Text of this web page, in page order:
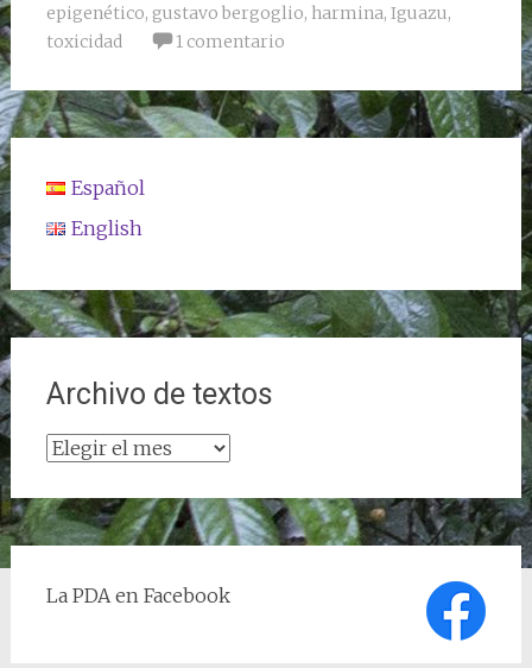
epigenético, gustavo bergoglio, harmina, Iguazu,
toxicidad
1 comentario
Español
English
Archivo de textos
Archivo
textos
La PDA en Facebook